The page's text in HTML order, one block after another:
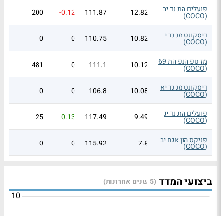
פועלים הת נד יב
(COCO)
12.82
111.87
-0.12
200
דיסקונט מנ נד י
(COCO)
10.82
110.75
0
0
מז טפ הנפ הת 69
(COCO)
10.12
111.1
0
481
דיסקונט מנ נד יא
(COCO)
10.08
106.8
0
0
פועלים הת נד יג
(COCO)
9.49
117.49
0.13
25
פניקס הון אגח יב
(COCO)
7.8
115.92
0
0
ביצועי המדד (5 שנים אחרונות)
10